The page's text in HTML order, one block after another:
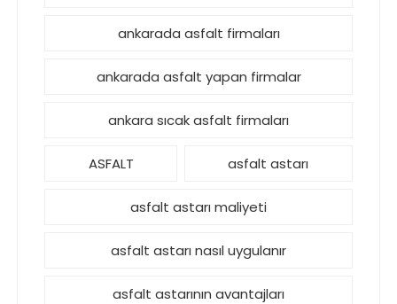
ankarada asfalt firmaları
ankarada asfalt yapan firmalar
ankara sıcak asfalt firmaları
ASFALT asfalt astarı
asfalt astarı maliyeti
asfalt astarı nasıl uygulanır
asfalt astarının avantajları